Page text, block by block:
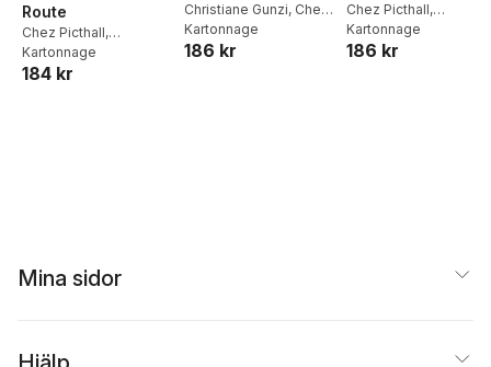
Route
Chez Picthall,
Christiane Gunzi
Kartonnage
184 kr
Christiane Gunzi, Chez
Picthall
Kartonnage
186 kr
Chez Picthall,
Christiane Gunzi
Kartonnage
186 kr
Mina sidor